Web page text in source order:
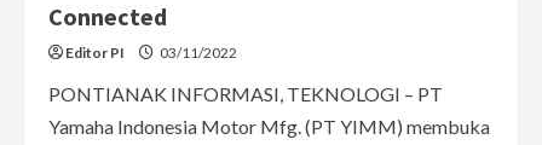
Connected
Editor PI 03/11/2022
PONTIANAK INFORMASI, TEKNOLOGI – PT
Yamaha Indonesia Motor Mfg. (PT YIMM) membuka